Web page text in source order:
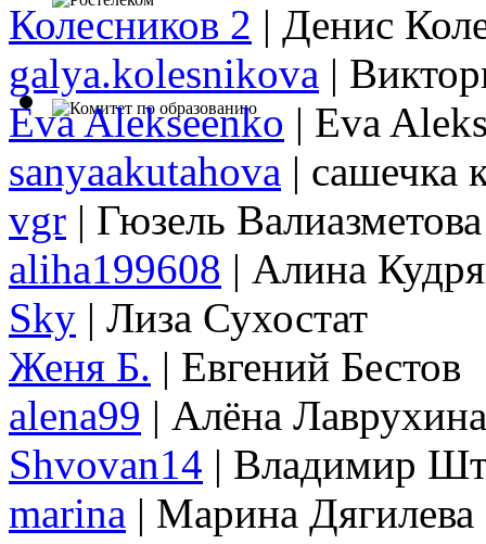
Колесников 2 | Денис
galya.kolesnikova |
Eva Alekseenko | Eva
sanyaakutahova | сашечка
vgr | Гюзель Валиазметова
aliha199608 | Алина
Sky | Лиза Сухостат
Женя Б. | Евгений Бестов
alena99 | Алёна Лаврухина
Shvovan14 | Владимир
marina | Марина Дягилева